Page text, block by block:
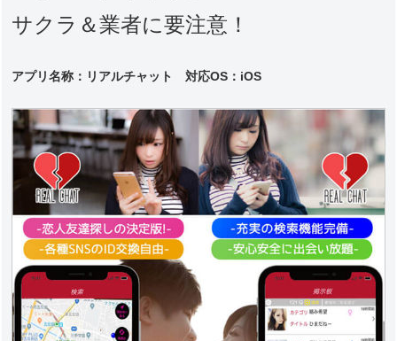
サクラ＆業者に要注意！
アプリ名称：リアルチャット 対応OS：iOS